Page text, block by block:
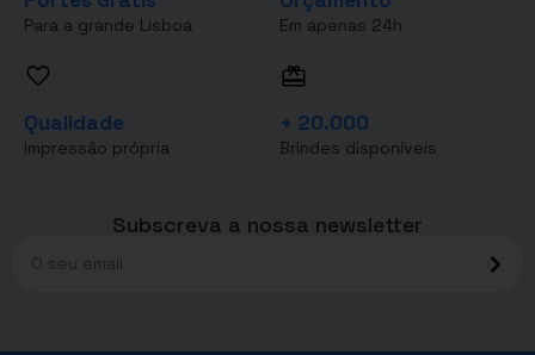
Para a grande Lisboa Em apenas 24h
Qualidade
Impressão própria
+ 20.000
Brindes disponíveis
Subscreva a nossa newsletter